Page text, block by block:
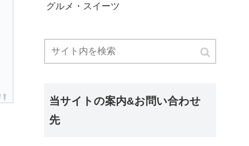
グルメ・スイーツ
当サイトの案内&お問い合わせ
先